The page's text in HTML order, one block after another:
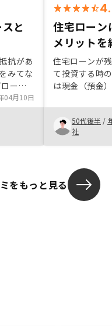
と
抗があ
みてな
ーチ
きれ
告の際
った。
04月10日
住宅ローン
メリット
住宅ローンが
て投資する時
は現金（預金
管理してもら
ばもう10年
もあります。
物件情報（売
は小さいので…
50代後半 /
社
をもっと見る